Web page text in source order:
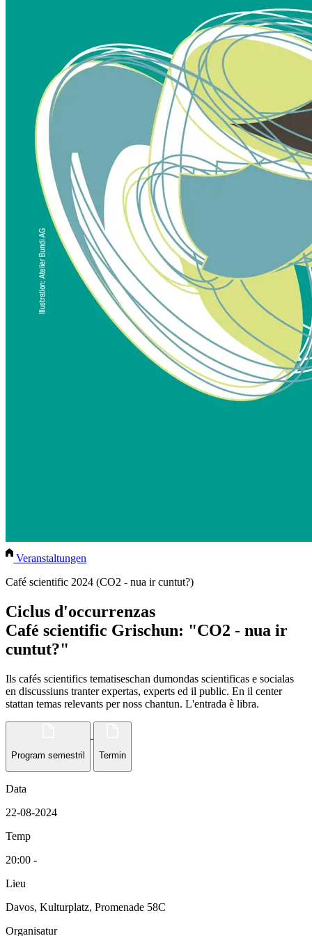
Veranstaltungen
Café scientific 2024 (CO2 - nua ir cuntut?)
Ciclus d'occurrenzas
Café scientific Grischun: "CO2 - nua ir
cuntut?"
Ils cafés scientifics tematiseschan dumondas scientificas e socialas
en discussiuns tranter expertas, experts ed il public. En il center
stattan temas relevants per noss chantun. L'entrada è libra.
Program semestril Termin
Data
22-08-2024
Temp
20:00 -
Lieu
Davos, Kulturplatz, Promenade 58C
Organisatur